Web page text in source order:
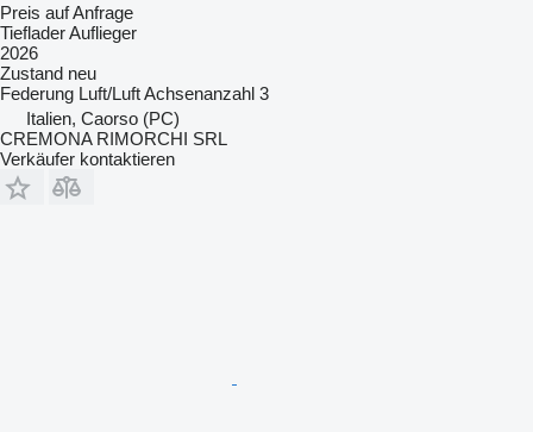
Preis auf Anfrage
Tieflader Auflieger
2026
Zustand neu
Federung Luft/LuftAchsenanzahl 3
Italien, Caorso (PC)
CREMONA RIMORCHI SRL
Verkäufer kontaktieren